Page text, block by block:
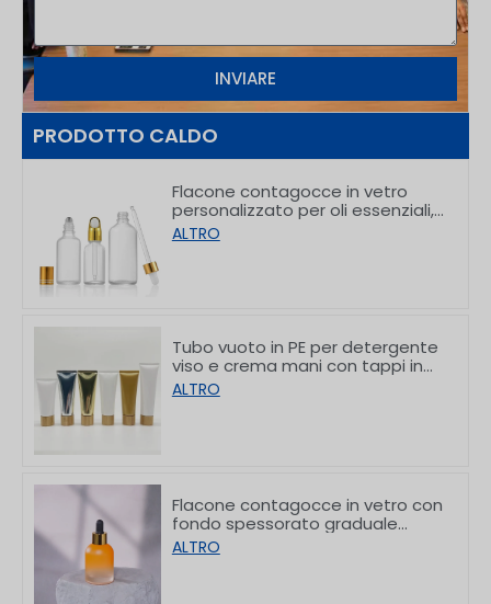
INVIARE
PRODOTTO CALDO
Flacone contagocce in vetro
personalizzato per oli essenziali,
per il confezionamento di
prodotti per la cura della pelle,
ALTRO
Tubo vuoto in PE per detergente
viso e crema mani con tappi in
bambù da 50/80/100/150 g
ALTRO
Flacone contagocce in vetro con
fondo spessorato graduale
personalizzato da 30 ml
ALTRO